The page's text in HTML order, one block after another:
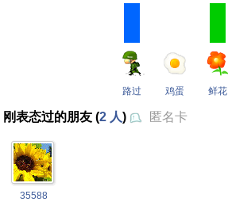
路过 鸡蛋 鲜花
刚表态过的朋友 (2 人) 匿名卡
35588